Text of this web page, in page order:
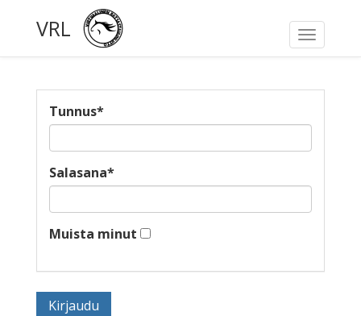
Toggle
VRL
Tunnus*
Salasana*
Muista minut